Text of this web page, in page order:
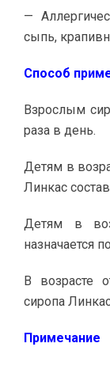
—
сыпь,
Способ
Взрослым
раза в день.
Детям в
Линкас
Детям в
назначается
В возрасте
сиропа
Примечание